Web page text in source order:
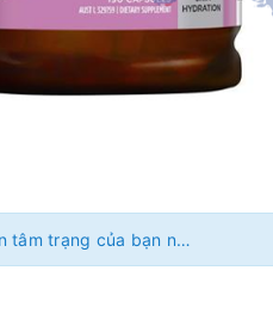
Chu kỳ kinh nguyệt ảnh hưởng đến tâm trạng của bạn như thế nào??